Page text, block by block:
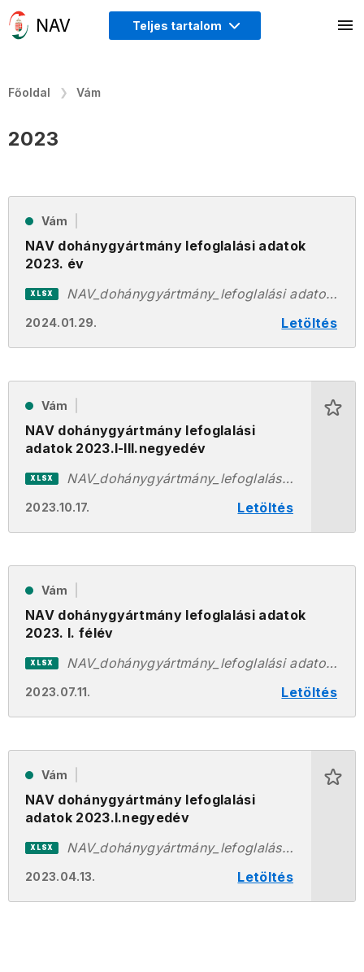
Teljes tartalom
Főoldal Vám
2023
Vám
NAV dohánygyártmány lefoglalási adatok
2023. év
2024.01.29. Letöltés
XLSX NAV_dohánygyártmány_lefoglalási adatok_2023. év.xlsx
Vám
NAV dohánygyártmány lefoglalási
adatok 2023.I-III.negyedév
2023.10.17. Letöltés
XLSX NAV_dohánygyártmány_lefoglalási adatok_2023.I-III.negyedév.xlsx
Vám
NAV dohánygyártmány lefoglalási adatok
2023. I. félév
2023.07.11. Letöltés
XLSX NAV_dohánygyártmány_lefoglalási adatok_2023.I.félév.xlsx
Vám
NAV dohánygyártmány lefoglalási
adatok 2023.I.negyedév
2023.04.13. Letöltés
XLSX NAV_dohánygyártmány_lefoglalási adatok_2023.I.név.xlsx